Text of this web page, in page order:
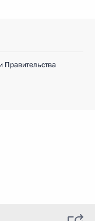
Правительства